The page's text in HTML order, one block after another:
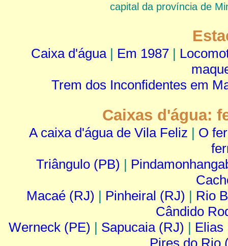
capital da província de
Caixa d'água | Em 1987 |
Trem dos Inconfidentes em
Caixas d'água:
A caixa d'água de Vila Feliz | O
Triângulo (PB) |
Macaé (RJ) | Pinheiral (RJ) | Rio
Cândido
Werneck (PE) | Sapucaia (RJ) | Elias